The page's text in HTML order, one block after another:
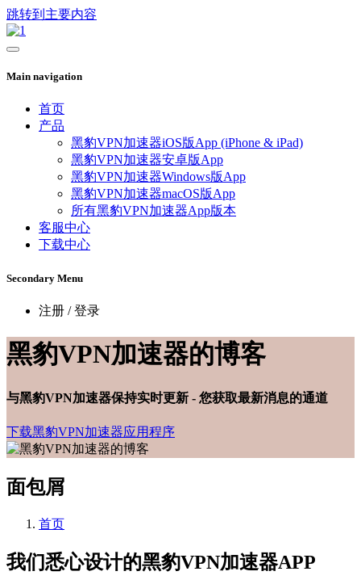
跳转到主要内容
Main navigation
首页
产品
黑豹VPN加速器iOS版App (iPhone & iPad)
黑豹VPN加速器安卓版App
黑豹VPN加速器Windows版App
黑豹VPN加速器macOS版App
所有黑豹VPN加速器App版本
客服中心
下载中心
Secondary Menu
注册 / 登录
黑豹VPN加速器的博客
与黑豹VPN加速器保持实时更新 - 您获取最新消息的通道
下载黑豹VPN加速器应用程序
面包屑
首页
我们悉心设计的黑豹VPN加速器APP